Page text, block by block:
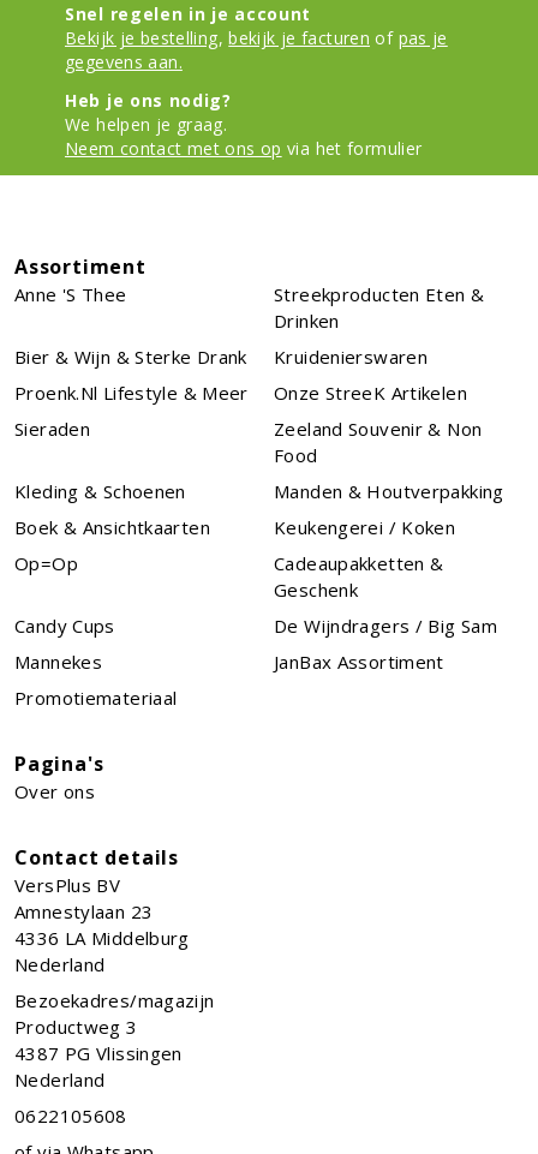
Snel regelen in je account
Bekijk je bestelling, bekijk je facturen of pas je
gegevens aan.
Heb je ons nodig?
We helpen je graag.
Neem contact met ons op via het formulier
Assortiment
Anne 's Thee
Streekproducten Eten &
Drinken
Bier & Wijn & Sterke Drank
Kruidenierswaren
Proenk.nl Lifestyle & Meer
Onze StreeK Artikelen
Sieraden
Zeeland Souvenir & Non
Food
Kleding & Schoenen
Manden & Houtverpakking
Boek & Ansichtkaarten
Keukengerei / Koken
Op=Op
Cadeaupakketten &
Geschenk
Candy Cups
De Wijndragers / Big Sam
Mannekes
JanBax Assortiment
Promotiemateriaal
Pagina's
Over ons
Contact details
VersPlus BV
Amnestylaan 23
4336 LA Middelburg
Nederland
Bezoekadres/magazijn
Productweg 3
4387 PG Vlissingen
Nederland
0622105608